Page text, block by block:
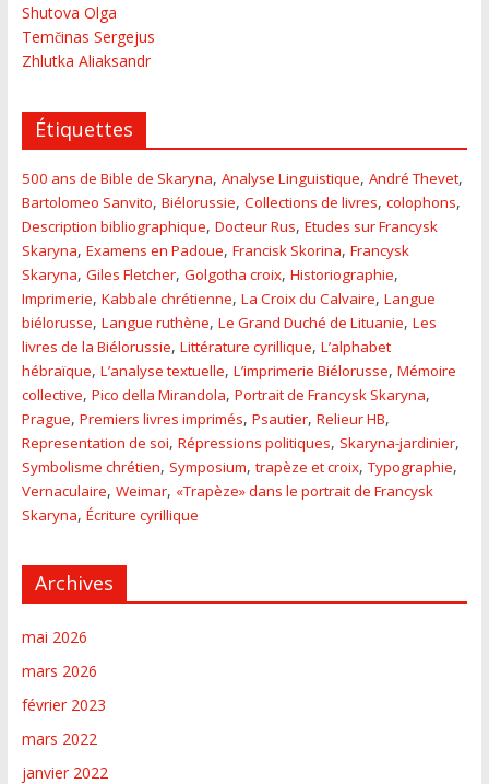
Shutova Olga
Temčinas Sergejus
Zhlutka Aliaksandr
Étiquettes
500 ans de Bible de Skaryna, Analyse Linguistique, André Thevet,
Bartolomeo Sanvito, Biélorussie, Collections de livres, colophons,
Description bibliographique, Docteur Rus, Etudes sur Francysk
Skaryna, Examens en Padoue, Francisk Skorina, Francysk
Skaryna, Giles Fletcher, Golgotha croix, Historiographie,
Imprimerie, Kabbale chrétienne, La Croix du Calvaire, Langue
biélorusse, Langue ruthène, Le Grand Duché de Lituanie, Les
livres de la Biélorussie, Littérature cyrillique, L’alphabet
hébraïque, L’analyse textuelle, L’imprimerie Biélorusse, Mémoire
collective, Pico della Mirandola, Portrait de Francysk Skaryna,
Prague, Premiers livres imprimés, Psautier, Relieur HB,
Representation de soi, Répressions politiques, Skaryna-jardinier,
Symbolisme chrétien, Symposium,trapèze et croix,Typographie,
Vernaculaire, Weimar, «Trapèze» dans le portrait de Francysk
Skaryna, Écriture cyrillique
Archives
mai 2026
mars 2026
février 2023
mars 2022
janvier 2022